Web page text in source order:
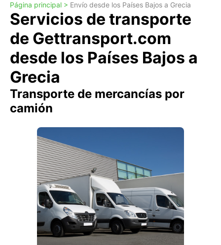
Página principal > Envío desde los Países Bajos a Grecia
Servicios de transporte
de Gettransport.com
desde los Países Bajos a
Grecia
Transporte de mercancías por
camión